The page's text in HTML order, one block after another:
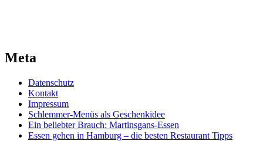
Meta
Datenschutz
Kontakt
Impressum
Schlemmer-Menüs als Geschenkidee
Ein beliebter Brauch: Martinsgans-Essen
Essen gehen in Hamburg – die besten Restaurant Tipps